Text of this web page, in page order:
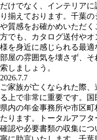
だけでなく、インテリア
り揃えております。千葉
や質感をお確かめいただ
方でも、カタログ送付や
様を身近に感じられる最
部屋の雰囲気を壊さず、
索しましょう。
2026.7.7
ご家族が亡くなられた際
る上で非常に重要です。
県内の年金事務所や市区
たります。トータルアフ
確認や必要書類の収集に